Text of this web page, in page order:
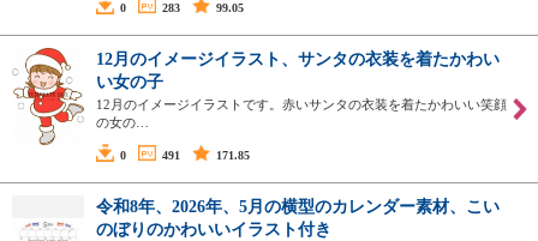
0 283 99.05
12月のイメージイラスト、サンタの衣装を着たかわい
い女の子
12月のイメージイラストです。赤いサンタの衣装を着たかわいい笑顔
の女の…
0 491 171.85
令和8年、2026年、5月の横型のカレンダー素材、こい
のぼりのかわいいイラスト付き